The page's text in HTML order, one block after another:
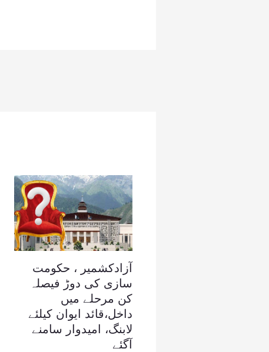
آزادکشمیر ، حکومت
سازی کی دوڑ فیصلہ
کن مرحلے میں
داخل،قائد ایوان کیلئے
لابنگ، امیدوار سامنے
آگئے